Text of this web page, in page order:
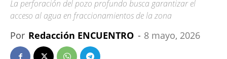
La perforación del pozo profundo busca garantizar el
acceso al agua en fraccionamientos de la zona
Por Redacción ENCUENTRO - 8 mayo, 2026